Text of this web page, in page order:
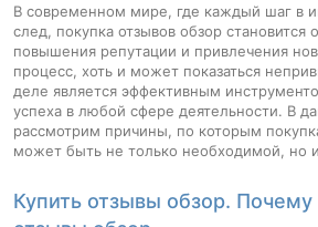
В современном мире, где каждый шаг в
след, покупка отзывов обзор становится
повышения репутации и привлечения
процесс, хоть и может показаться
деле является эффективным
успеха в любой сфере деятельности. В
рассмотрим причины, по которым
может быть не только необходимой, но
Купить отзывы обзор. Почему